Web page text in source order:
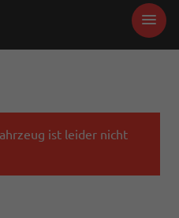
ist leider nicht